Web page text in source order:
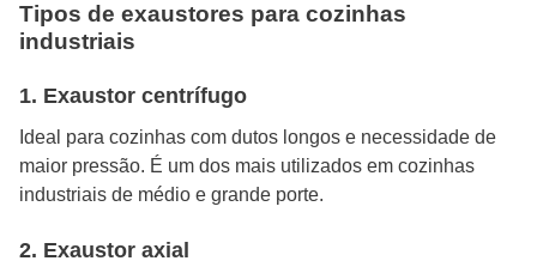
Tipos de exaustores para cozinhas
industriais
1. Exaustor centrífugo
Ideal para cozinhas com dutos longos e necessidade de
maior pressão. É um dos mais utilizados em cozinhas
industriais de médio e grande porte.
2. Exaustor axial